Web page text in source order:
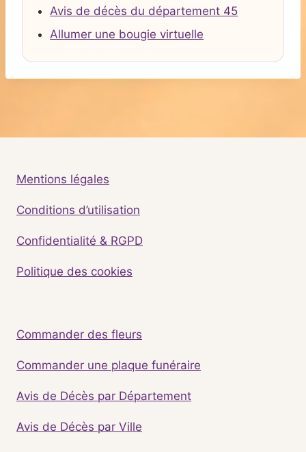
Avis de décès du département 45
Allumer une bougie virtuelle
Mentions légales
Conditions d’utilisation
Confidentialité & RGPD
Politique des cookies
Commander des fleurs
Commander une plaque funéraire
Avis de Décès par Département
Avis de Décès par Ville